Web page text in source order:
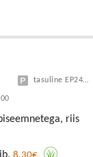
tasuline EP24 või Vanalinn
riis